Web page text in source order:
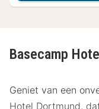
Basecamp
Geniet van een
Hotel Dortmund,